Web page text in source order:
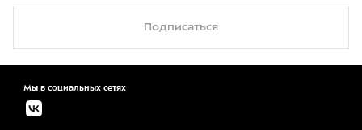
Подписаться
Мы в социальных сетях